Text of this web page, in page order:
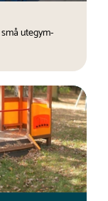
utegym-